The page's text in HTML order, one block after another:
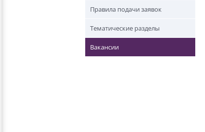
Правила подачи заявок
Тематические разделы
Вакансии